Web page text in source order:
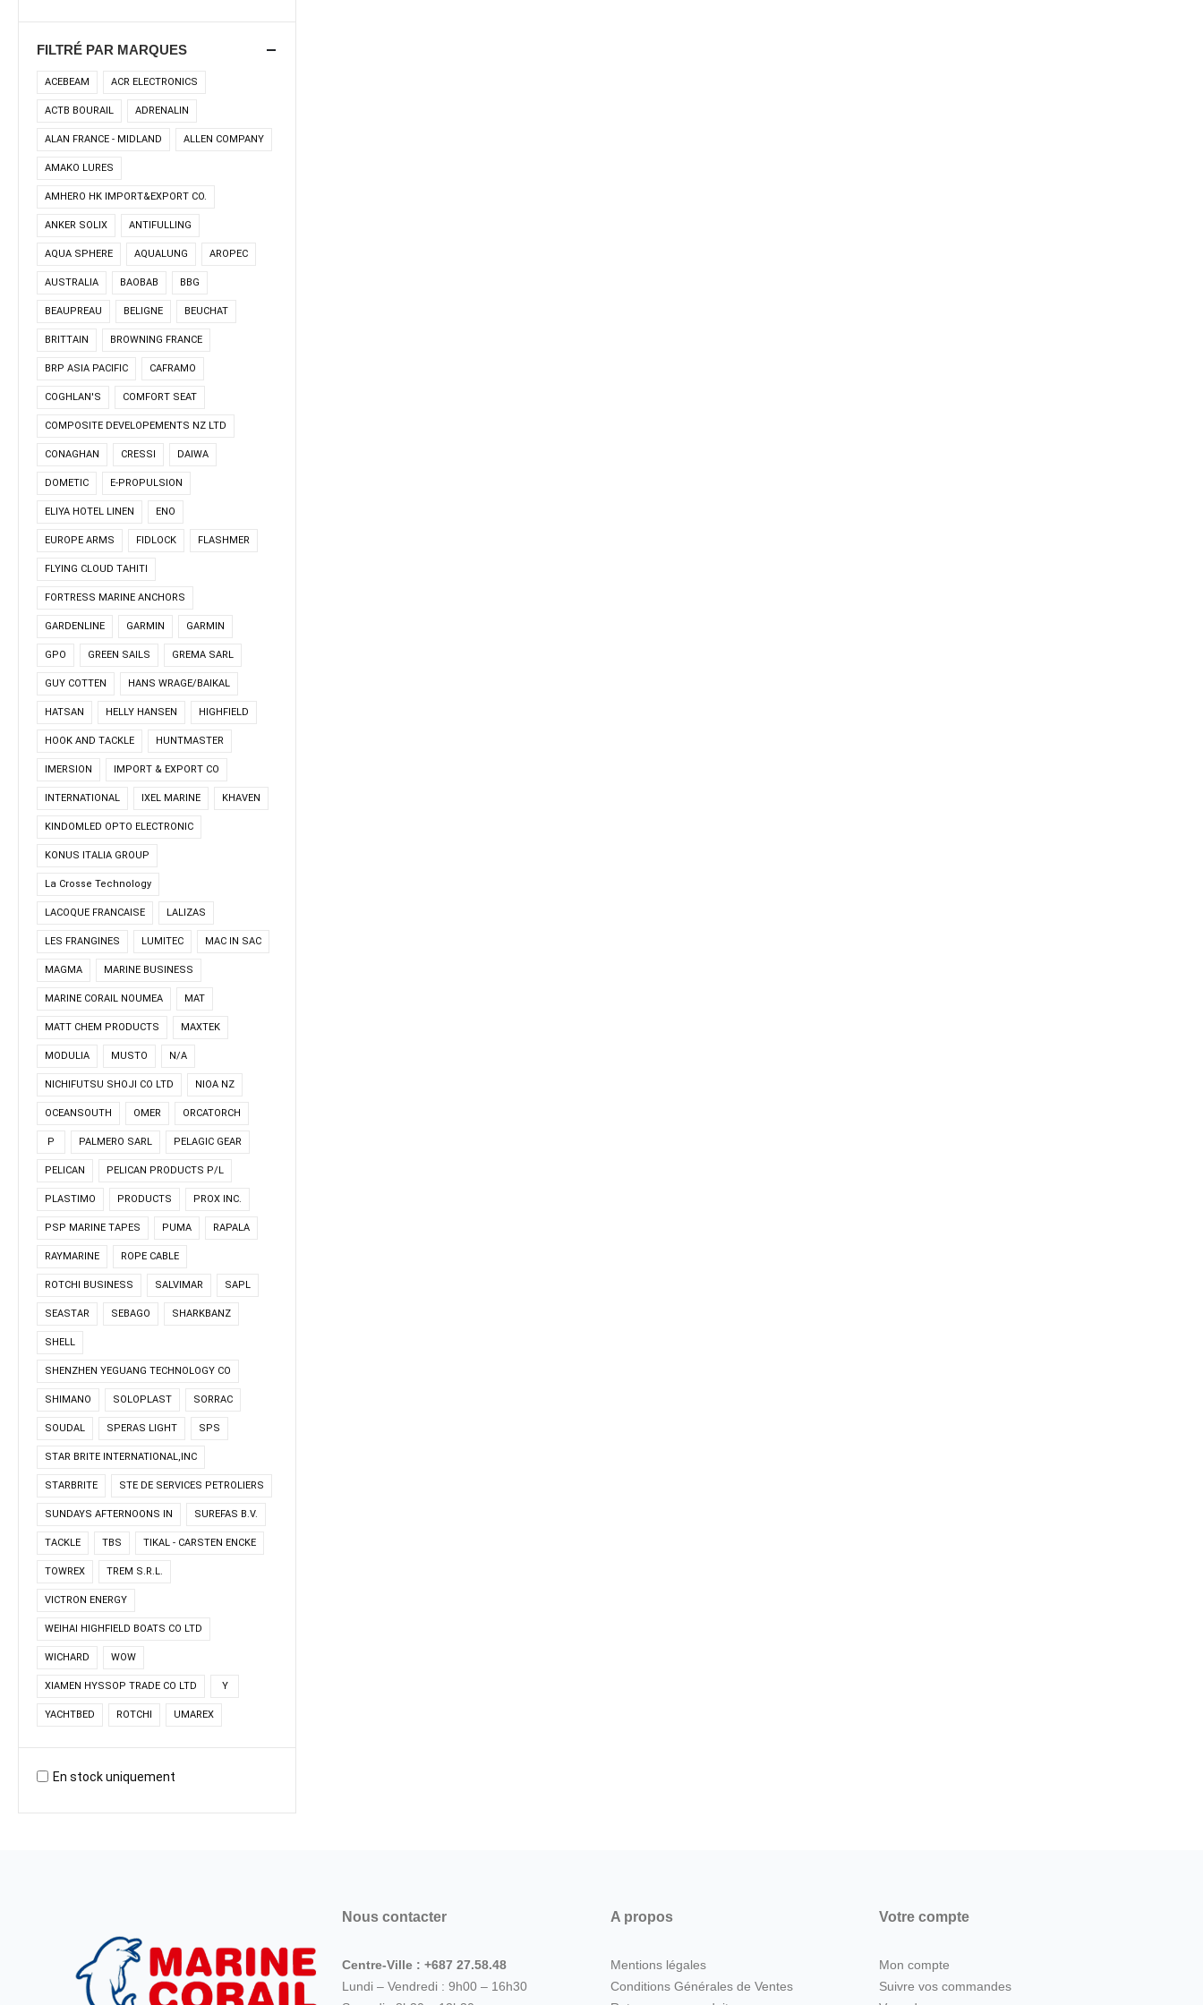
FILTRÉ PAR MARQUES
ACEBEAM ACR ELECTRONICS
ACTB BOURAIL ADRENALIN
ALAN FRANCE - MIDLAND ALLEN COMPANY
AMAKO LURES
AMHERO HK IMPORT&EXPORT CO.
ANKER SOLIX ANTIFULLING
AQUA SPHERE AQUALUNG AROPEC
AUSTRALIA BAOBAB BBG
BEAUPREAU BELIGNE BEUCHAT
BRITTAIN BROWNING FRANCE
BRP ASIA PACIFIC CAFRAMO
COGHLAN'S COMFORT SEAT
COMPOSITE DEVELOPEMENTS NZ LTD
CONAGHAN CRESSI DAIWA
DOMETIC E-PROPULSION
ELIYA HOTEL LINEN ENO
EUROPE ARMS FIDLOCK FLASHMER
FLYING CLOUD TAHITI
FORTRESS MARINE ANCHORS
GARDENLINE GARMIN GARMIN
GPO GREEN SAILS GREMA SARL
GUY COTTEN HANS WRAGE/BAIKAL
HATSAN HELLY HANSEN HIGHFIELD
HOOK AND TACKLE HUNTMASTER
IMERSION IMPORT & EXPORT CO
INTERNATIONAL IXEL MARINE KHAVEN
KINDOMLED OPTO ELECTRONIC
KONUS ITALIA GROUP
La Crosse Technology
LACOQUE FRANCAISE LALIZAS
LES FRANGINES LUMITEC MAC IN SAC
MAGMA MARINE BUSINESS
MARINE CORAIL NOUMEA MAT
MATT CHEM PRODUCTS MAXTEK
MODULIA MUSTO N/A
NICHIFUTSU SHOJI CO LTD NIOA NZ
OCEANSOUTH OMER ORCATORCH
P PALMERO SARL PELAGIC GEAR
PELICAN PELICAN PRODUCTS P/L
PLASTIMO PRODUCTS PROX INC.
PSP MARINE TAPES PUMA RAPALA
RAYMARINE ROPE CABLE
ROTCHI BUSINESS SALVIMAR SAPL
SEASTAR SEBAGO SHARKBANZ
SHELL
SHENZHEN YEGUANG TECHNOLOGY CO
SHIMANO SOLOPLAST SORRAC
SOUDAL SPERAS LIGHT SPS
STAR BRITE INTERNATIONAL,INC
STARBRITE STE DE SERVICES PETROLIERS
SUNDAYS AFTERNOONS IN SUREFAS B.V.
TACKLE TBS TIKAL - CARSTEN ENCKE
TOWREX TREM S.R.L.
VICTRON ENERGY
WEIHAI HIGHFIELD BOATS CO LTD
WICHARD WOW
XIAMEN HYSSOP TRADE CO LTD Y
YACHTBED ROTCHI UMAREX
En stock uniquement
Nous contacter
Centre-Ville : +687 27.58.48
Lundi – Vendredi : 9h00 – 16h30
A propos
Mentions légales
Conditions Générales de Ventes
Votre compte
Mon compte
Suivre vos commandes